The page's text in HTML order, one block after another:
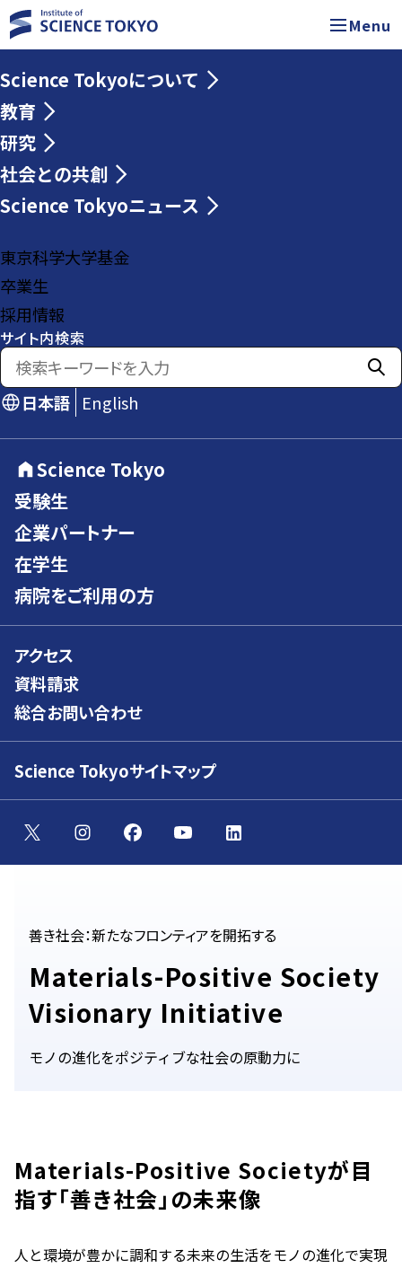
Menu
Science Tokyoについて
教育
研究
社会との共創
Science Tokyoニュース
東京科学大学基金
卒業生
採用情報
サイト内検索
日本語 English
Science Tokyo
受験生
企業パートナー
在学生
病院をご利用の方
アクセス
資料請求
総合お問い合わせ
Science Tokyoサイトマップ
Materials-Positive Society
Visionary Initiative
善き社会：新たなフロンティアを開拓する
モノの進化をポジティブな社会の原動⼒に
Materials-Positive Societyが目
指す「善き社会」の未来像
人と環境が豊かに調和する未来の生活をモノの進化で実現